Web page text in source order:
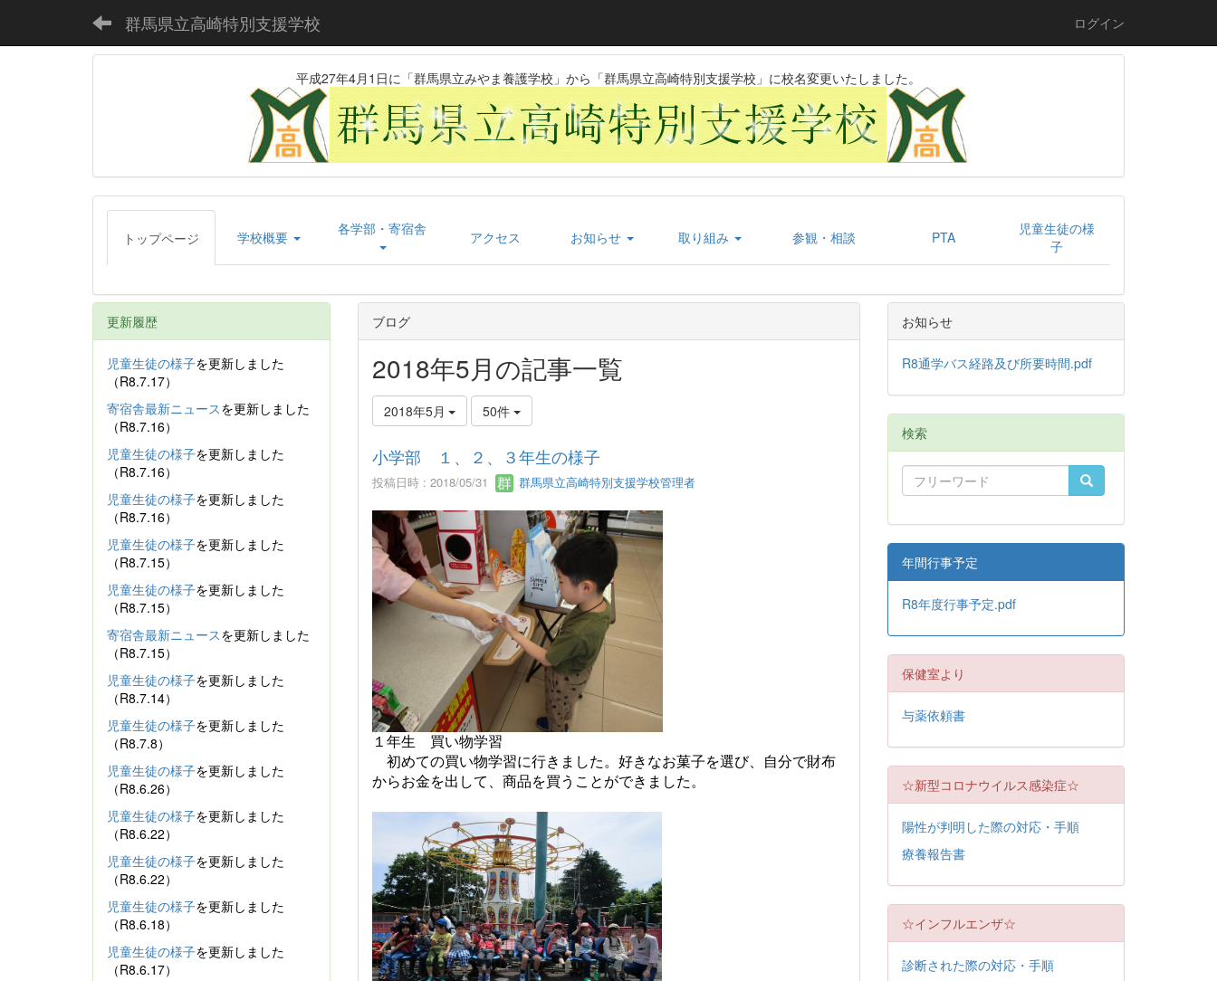
群馬県立高崎特別支援学校 ログイン
平成27年4月1日に「群馬県立みやま養護学校」から「群馬県立高崎特別支援学校」に校名変更いたしました。
トップページ 学校概要 各学部・寄宿舎 アクセス お知らせ 取り組み 参観・相談 PTA
児童生徒の様
子
ブログ
2018年5月の記事一覧
2018年5月 50件
小学部 １、２、３年生の様子
投稿日時 : 2018/05/31 群馬県立高崎特別支援学校管理者
１年生 買い物学習
初めての買い物学習に行きました。好きなお菓子を選び、自分で財布
からお金を出して、商品を買うことができました。
更新履歴
児童生徒の様子を更新しました
（R8.7.17）
寄宿舎最新ニュースを更新しました
（R8.7.16）
児童生徒の様子を更新しました
（R8.7.16）
児童生徒の様子を更新しました
（R8.7.16）
児童生徒の様子を更新しました
（R8.7.15）
児童生徒の様子を更新しました
（R8.7.15）
寄宿舎最新ニュースを更新しました
（R8.7.15）
児童生徒の様子を更新しました
（R8.7.14）
児童生徒の様子を更新しました
（R8.7.8）
児童生徒の様子を更新しました
（R8.6.26）
児童生徒の様子を更新しました
（R8.6.22）
児童生徒の様子を更新しました
（R8.6.22）
児童生徒の様子を更新しました
（R8.6.18）
児童生徒の様子を更新しました
（R8.6.17）
お知らせ
R8通学バス経路及び所要時間.pdf
検索
年間行事予定
R8年度行事予定.pdf
保健室より
与薬依頼書
☆新型コロナウイルス感染症☆
陽性が判明した際の対応・手順
療養報告書
☆インフルエンザ☆
診断された際の対応・手順